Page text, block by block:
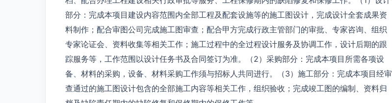
部分：完成本项目建设内容范围内全部工程及配套设施等的施工图设计，完成设计全套成果资
料制作；配合审图公司完成施工图审查；配合甲方完成行政主管部门的审批、专家咨询、组织
专家论证会、资料收集等相关工作；施工过程中的全过程设计服务及协调工作，设计后期的跟
踪服务等，工作范围以设计任务书及合同签订为准。（2）采购部分：完成本项目所需各项设
备、材料的采购，设备、材料采购工作须与招标人共同进行。（3）施工部分：完成本项目经审
查通过的施工图设计包含的全部施工内容等相关工作，组织验收；完成竣工图的编制、资料归